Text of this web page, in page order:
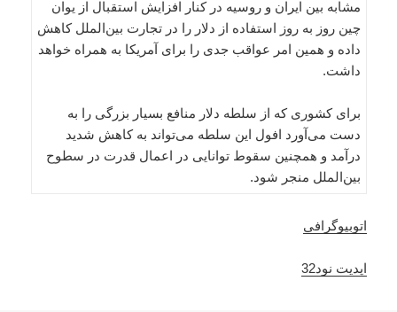
مشابه بین ایران و روسیه در کنار افزایش استقبال از یوان
چین روز به روز استفاده از دلار را در تجارت بین‌الملل کاهش
داده و همین امر عواقب جدی را برای آمریکا به همراه خواهد
داشت.
برای کشوری که از سلطه دلار منافع بسیار بزرگی را به
دست می‌آورد افول این سلطه می‌تواند به کاهش شدید
درآمد و همچنین سقوط توانایی در اعمال قدرت در سطوح
بین‌الملل منجر شود.
اتوبیوگرافی
اپدیت نود32